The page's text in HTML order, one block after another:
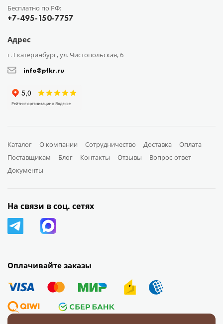
Бесплатно по РФ:
+7-495-150-7757
Адрес
г. Екатеринбург, ул. Чистопольская, 6
info@pfkr.ru
Каталог О компании Сотрудничество Доставка
Оплата
Поставщикам
Блог Контакты Отзывы
Вопрос-ответ
Документы
Оплачивайте заказы
На связи в соц. сетях